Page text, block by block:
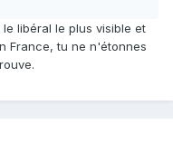
libéral le plus visible et
France, tu ne n'étonnes